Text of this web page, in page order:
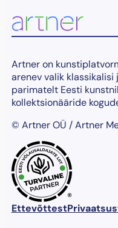
Artner on
arenev valik
parimatelt Eesti
kollektsionääride
© Artner OÜ / Artner
®
Ettevõttest